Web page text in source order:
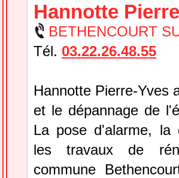
Hannotte
BETHENCOURT
Tél. 03.22.26.48.55
Hannotte Pierre-Yves
et le dépannage de
La pose d'alarme, la
les travaux de
commune